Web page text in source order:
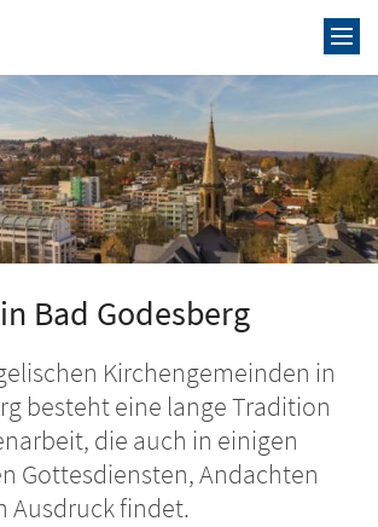
Bad Godesberg
Kirchengemeinden in
besteht eine lange Tradition
die auch in einigen
Gottesdiensten, Andachten
Ausdruck findet.